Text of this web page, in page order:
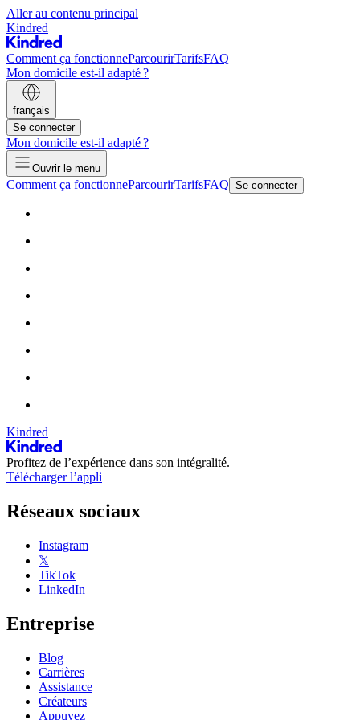
Aller au contenu principal
Kindred
Comment ça fonctionneParcourirTarifsFAQ
Mon domicile est-il adapté ?
français
Se connecter
Mon domicile est-il adapté ?
Ouvrir le menu
Comment ça fonctionneParcourirTarifsFAQ Se connecter
Kindred
Profitez de l’expérience dans son intégralité.
Télécharger l’appli
Réseaux sociaux
Instagram
𝕏
TikTok
LinkedIn
Entreprise
Blog
Carrières
Assistance
Créateurs
Appuyez